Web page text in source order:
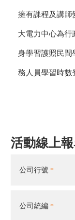
擁有課程及講師
大電力中心為行
身學習護照民間
務人員學習時數
活動線上
公司行號
公司統編